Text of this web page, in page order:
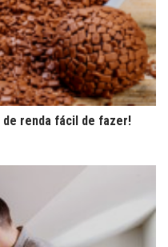
renda fácil de fazer!